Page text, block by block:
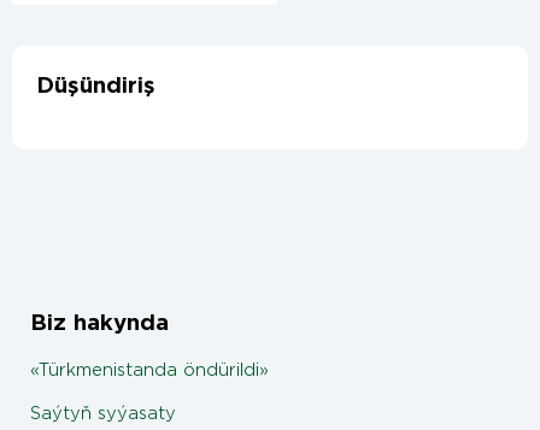
Düşündiriş
Biz hakynda
«Türkmenistanda öndürildi»
Saýtyň syýasaty